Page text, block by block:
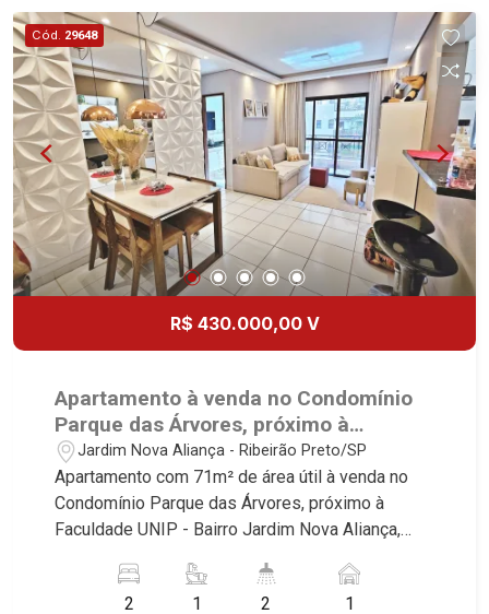
Cód. 29648
R$ 430.000,00 V
Apartamento à venda no Condomínio
Parque das Árvores, próximo à
Faculdade UNIP - Ribeirão Preto/SP.
Jardim Nova Aliança - Ribeirão Preto/SP
Apartamento com 71m² de área útil à venda no
Condomínio Parque das Árvores, próximo à
Faculdade UNIP - Bairro Jardim Nova Aliança,
deste imóvel que a Martinelli Imobiliária
selecionou para você: - 71m² de área útil - 2
2 1 2 1